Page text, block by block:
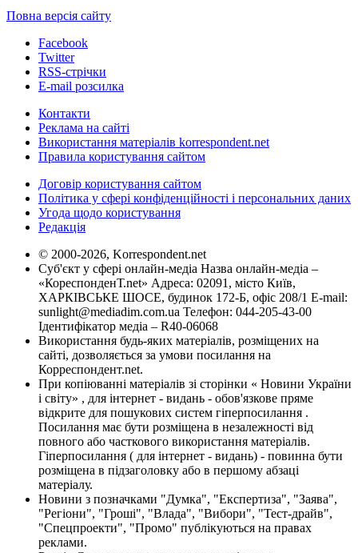
Повна версія сайту
Facebook
Twitter
RSS-стрічки
E-mail розсилка
Контакти
Реклама на сайті
Використання матеріалів korrespondent.net
Правила користування сайтом
Договір користування сайтом
Політика у сфері конфіденційності і персональних даних
Угода щодо користування
Редакція
© 2000-2026, Korrespondent.net
Суб'єкт у сфері онлайн-медіа Назва онлайн-медіа –
«КореспонденТ.net» Адреса: 02091, місто Київ,
ХАРКІВСЬКЕ ШОСЕ, будинок 172-Б, офіс 208/1 E-mail:
sunlight@mediadim.com.ua Телефон: 044-205-43-00
Ідентифікатор медіа – R40-06068
Використання будь-яких матеріалів, розміщених на
сайті, дозволяється за умови посилання на
Корреспондент.net.
При копіюванні матеріалів зі сторінки « Новини України
і світу» , для інтернет - видань - обов'язкове пряме
відкрите для пошукових систем гіперпосилання .
Посилання має бути розміщена в незалежності від
повного або часткового використання матеріалів.
Гіперпосилання ( для інтернет - видань) - повинна бути
розміщена в підзаголовку або в першому абзаці
матеріалу.
Новини з позначками "Думка", "Експертиза", "Заява",
"Регіони", "Гроші", "Влада", "Вибори", "Тест-драйв",
"Спецпроекти", "Промо" публікуються на правах
реклами.